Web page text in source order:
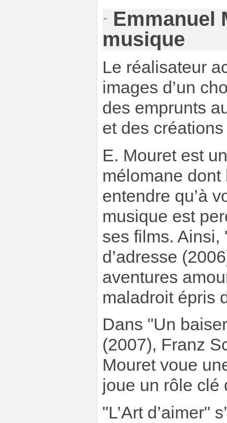
Emmanuel
musique
Le réalisateur
images d’un
des emprunts
et des
E. Mouret est
mélomane
entendre qu’à
musique est
ses films. Ainsi,
d’adresse
aventures
maladroit épris
Dans "Un
(2007), Franz
Mouret voue
joue un rôle clé
"L’Art d’aimer"